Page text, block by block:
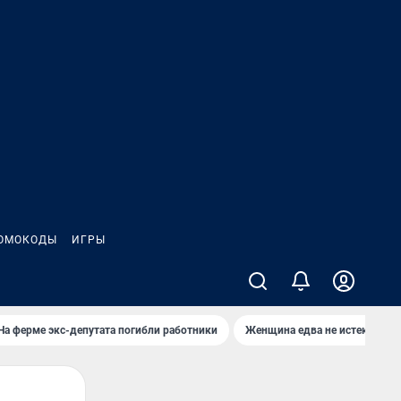
ИГРЫ
ферме экс-депутата погибли работники Женщина едва не истекла